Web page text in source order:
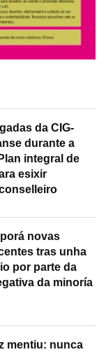
da CIG-
durante a
integral de
esixir
novas
tras unha
por parte da
da minoría
mentiu: nunca